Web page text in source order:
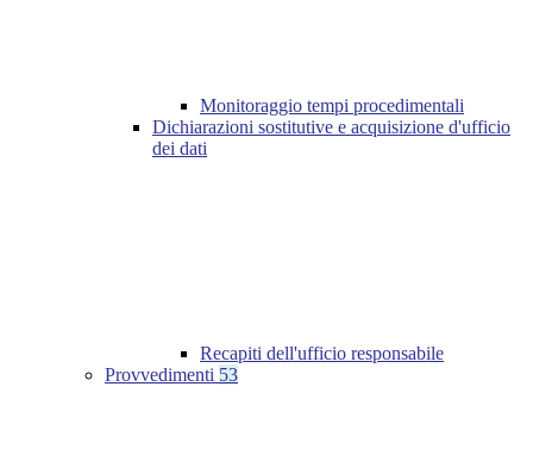
Monitoraggio tempi procedimentali
Dichiarazioni sostitutive e acquisizione d'ufficio
dei dati
Recapiti dell'ufficio responsabile
Provvedimenti 53